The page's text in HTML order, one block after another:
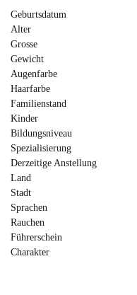
Geburtsdatum
Alter
Grosse
Gewicht
Augenfarbe
Haarfarbe
Familienstand
Kinder
Bildungsniveau
Spezialisierung
Derzeitige Anstellung
Land
Stadt
Sprachen
Rauchen
Führerschein
Charakter